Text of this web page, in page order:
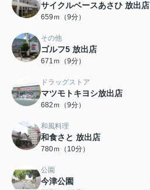
サイクルベースあさひ 放出店
659ｍ（9分）
その他
ゴルフ5 放出店
671ｍ（9分）
ドラッグストア
マツモトキヨシ放出店
682ｍ（9分）
和風料理
和食さと 放出店
780ｍ（10分）
公園
今津公園